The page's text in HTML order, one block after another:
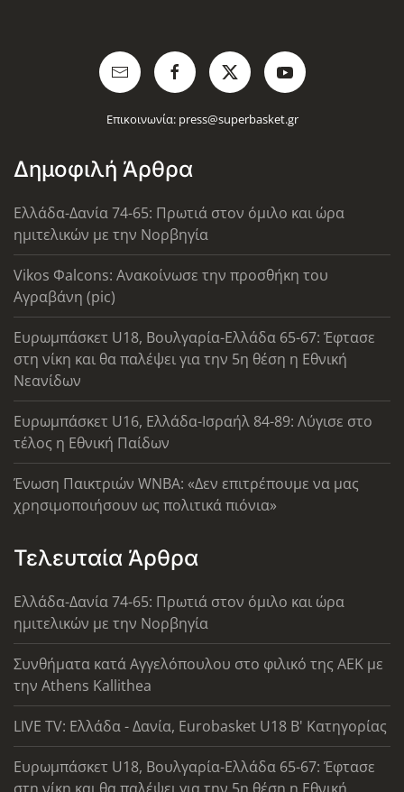
Επικοινωνία: press@superbasket.gr
Δημοφιλή Άρθρα
Ελλάδα-Δανία 74-65: Πρωτιά στον όμιλο και ώρα
ημιτελικών με την Νορβηγία
Vikos Φalcons: Ανακοίνωσε την προσθήκη του
Αγραβάνη (pic)
Ευρωμπάσκετ U18, Βουλγαρία-Ελλάδα 65-67: Έφτασε
στη νίκη και θα παλέψει για την 5η θέση η Εθνική
Νεανίδων
Ευρωμπάσκετ U16, Ελλάδα-Ισραήλ 84-89: Λύγισε στο
τέλος η Εθνική Παίδων
Ένωση Παικτριών WNBA: «Δεν επιτρέπουμε να μας
χρησιμοποιήσουν ως πολιτικά πιόνια»
Τελευταία Άρθρα
Ελλάδα-Δανία 74-65: Πρωτιά στον όμιλο και ώρα
ημιτελικών με την Νορβηγία
Συνθήματα κατά Αγγελόπουλου στο φιλικό της ΑΕΚ με
την Athens Kallithea
LIVE TV: Ελλάδα - Δανία, Eurobasket U18 Β' Κατηγορίας
Ευρωμπάσκετ U18, Βουλγαρία-Ελλάδα 65-67: Έφτασε